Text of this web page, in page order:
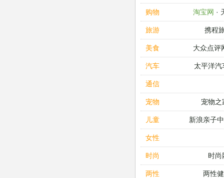
购物
淘宝网 ·
旅游 携程
美食 大众点评
汽车 太平洋汽
通信
宠物 宠物之
儿童 新浪亲子
女性
时尚 时尚
两性 两性